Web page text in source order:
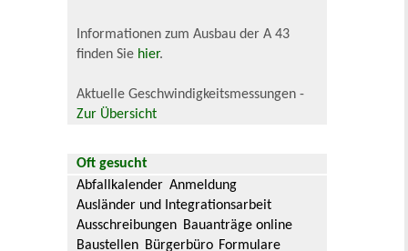
Informationen zum Ausbau der A 43
finden Sie hier.
Aktuelle Geschwindigkeitsmessungen -
Zur Übersicht
Oft gesucht
Abfallkalender Anmeldung
Ausländer und Integrationsarbeit
Ausschreibungen Bauanträge online
Baustellen Bürgerbüro Formulare